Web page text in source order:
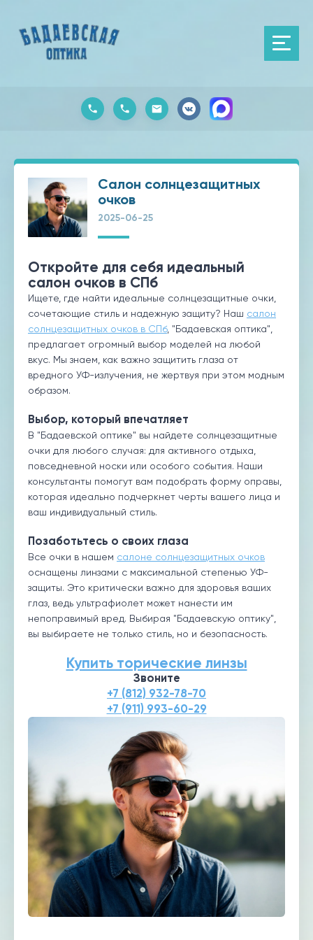
Салон солнцезащитных
очков
2025-06-25
Откройте для себя идеальный
салон очков в СПб
Ищете, где найти идеальные солнцезащитные очки,
сочетающие стиль и надежную защиту? Наш салон
солнцезащитных очков в СПб, "Бадаевская оптика",
предлагает огромный выбор моделей на любой
вкус. Мы знаем, как важно защитить глаза от
вредного УФ-излучения, не жертвуя при этом модным
образом.
Выбор, который впечатляет
В "Бадаевской оптике" вы найдете солнцезащитные
очки для любого случая: для активного отдыха,
повседневной носки или особого события. Наши
консультанты помогут вам подобрать форму оправы,
которая идеально подчеркнет черты вашего лица и
ваш индивидуальный стиль.
Позаботьтесь о своих глаза
Все очки в нашем салоне солнцезащитных очков
оснащены линзами с максимальной степенью УФ-
защиты. Это критически важно для здоровья ваших
глаз, ведь ультрафиолет может нанести им
непоправимый вред. Выбирая "Бадаевскую оптику",
вы выбираете не только стиль, но и безопасность.
Купить торические линзы
Звоните
+7 (812) 932-78-70
+7 (911) 993-60-29